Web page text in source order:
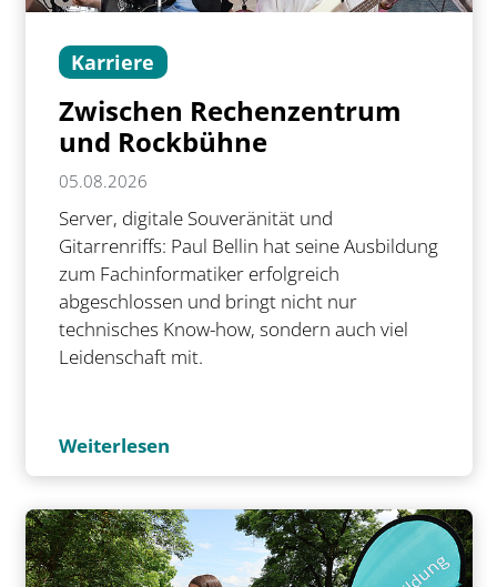
Karriere
Zwischen Rechenzentrum
und Rockbühne
05.08.2026
Server, digitale Souveränität und
Gitarrenriffs: Paul Bellin hat seine Ausbildung
zum Fachinformatiker erfolgreich
abgeschlossen und bringt nicht nur
technisches Know-how, sondern auch viel
Leidenschaft mit.
Weiterlesen